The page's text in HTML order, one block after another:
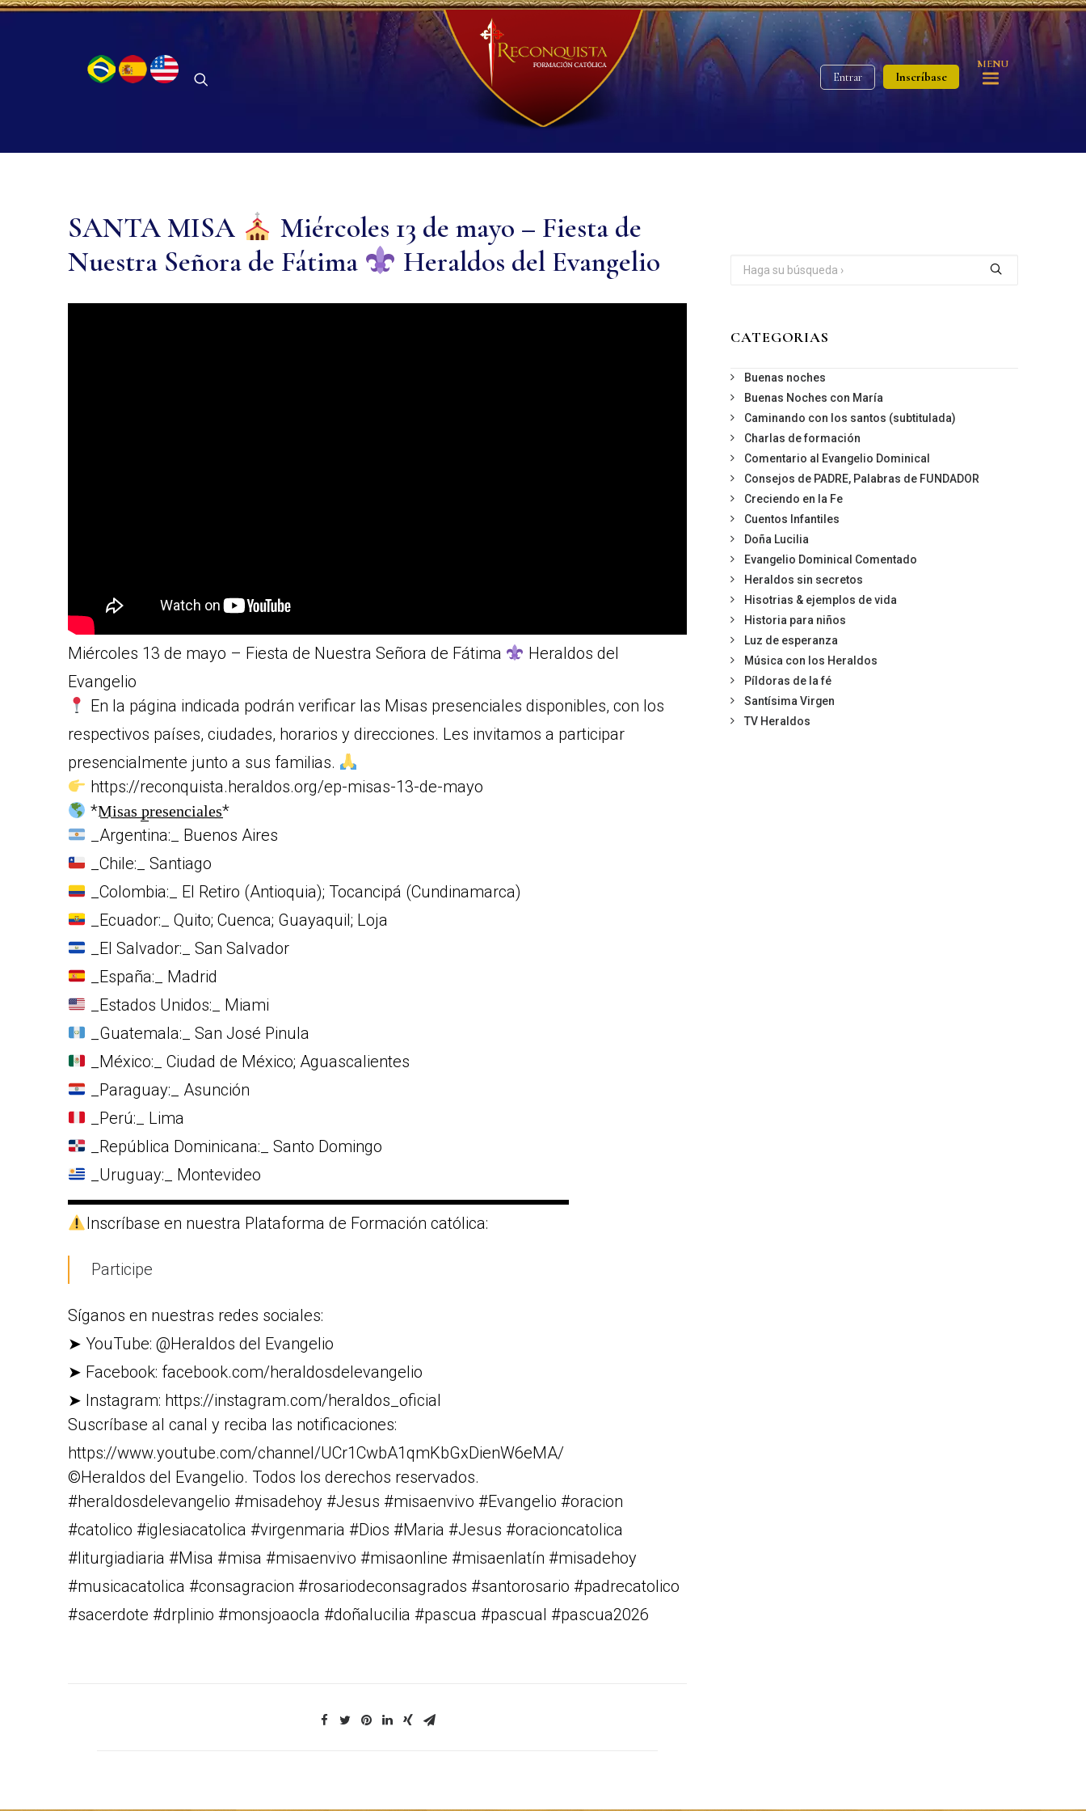
Entrar Inscríbase
MENU
SANTA MISA
Miércoles 13 de mayo – Fiesta de
Nuestra Señora de Fátima
Heraldos del Evangelio
Miércoles 13 de mayo – Fiesta de Nuestra Señora de Fátima
Heraldos del
Evangelio
En la página indicada podrán verificar las Misas presenciales disponibles, con los
respectivos países, ciudades, horarios y direcciones. Les invitamos a participar
presencialmente junto a sus familias.
https://reconquista.heraldos.org/ep-misas-13-de-mayo
*M̲i̲s̲a̲s̲ ̲p̲r̲e̲s̲e̲n̲c̲i̲a̲l̲e̲s̲*
_Argentina:_ Buenos Aires
_Chile:_ Santiago
_Colombia:_ El Retiro (Antioquia); Tocancipá (Cundinamarca)
_Ecuador:_ Quito; Cuenca; Guayaquil; Loja
_El Salvador:_ San Salvador
_España:_ Madrid
_Estados Unidos:_ Miami
_Guatemala:_ San José Pinula
_México:_ Ciudad de México; Aguascalientes
_Paraguay:_ Asunción
_Perú:_ Lima
_República Dominicana:_ Santo Domingo
_Uruguay:_ Montevideo
▬▬▬▬▬▬▬▬▬▬▬▬▬▬▬▬▬▬▬▬▬▬▬▬▬▬▬▬▬▬▬
Inscríbase en nuestra Plataforma de Formación católica:
Participe
Síganos en nuestras redes sociales:
➤ YouTube: @Heraldos del Evangelio
➤ Facebook: facebook.com/heraldosdelevangelio
➤ Instagram: https://instagram.com/heraldos_oficial
Suscríbase al canal y reciba las notificaciones:
https://www.youtube.com/channel/UCr1CwbA1qmKbGxDienW6eMA/
©Heraldos del Evangelio. Todos los derechos reservados.
#heraldosdelevangelio #misadehoy #Jesus #misaenvivo #Evangelio #oracion
#catolico #iglesiacatolica #virgenmaria #Dios #Maria #Jesus #oracioncatolica
#liturgiadiaria #Misa #misa #misaenvivo #misaonline #misaenlatín #misadehoy
#musicacatolica #consagracion #rosariodeconsagrados #santorosario #padrecatolico
#sacerdote #drplinio #monsjoaocla #doñalucilia #pascua #pascual #pascua2026
CATEGORIAS
Buenas noches
Buenas Noches con María
Caminando con los santos (subtitulada)
Charlas de formación
Comentario al Evangelio Dominical
Consejos de PADRE, Palabras de FUNDADOR
Creciendo en la Fe
Cuentos Infantiles
Doña Lucilia
Evangelio Dominical Comentado
Heraldos sin secretos
Hisotrias & ejemplos de vida
Historia para niños
Luz de esperanza
Música con los Heraldos
Píldoras de la fé
Santísima Virgen
TV Heraldos